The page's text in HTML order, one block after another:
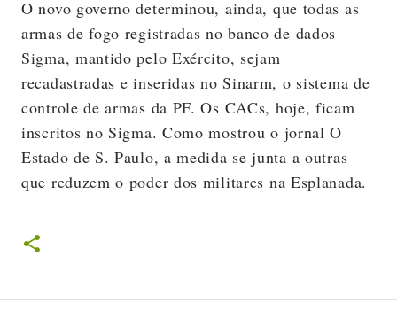
O novo governo determinou, ainda, que todas as
armas de fogo registradas no banco de dados
Sigma, mantido pelo Exército, sejam
recadastradas e inseridas no Sinarm, o sistema de
controle de armas da PF. Os CACs, hoje, ficam
inscritos no Sigma. Como mostrou o jornal O
Estado de S. Paulo, a medida se junta a outras
que reduzem o poder dos militares na Esplanada.